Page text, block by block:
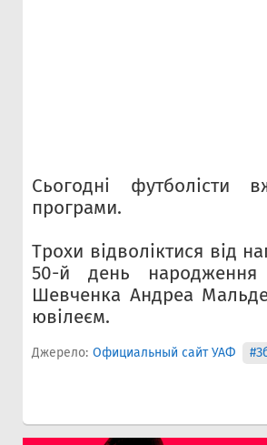
Сьогодні футболісти
програми.
Трохи відволіктися від
50-й день народження
Шевченка Андреа
ювілеєм.
Джерело: Официальный сайт УАФ